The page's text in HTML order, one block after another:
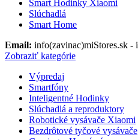
Smart Hodinky Xiaomi
Slúchadlá
Smart Home
Email: info(zavinac)miStores.sk -
Zobraziť kategórie
Výpredaj
Smartfóny
Inteligentné Hodinky
Slúchadlá a reproduktory
Robotické vysávače Xiaomi
Bezdrôtové tyčové vysávače